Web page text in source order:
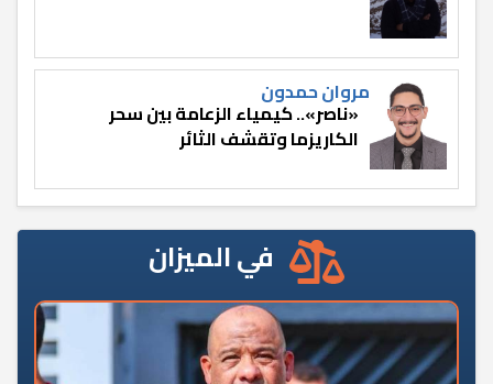
مروان حمدون
«ناصر».. كيمياء الزعامة بين سحر
الكاريزما وتقشف الثائر
في الميزان